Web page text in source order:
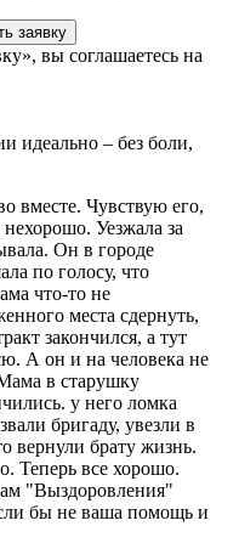
заявку
вы соглашаетесь на
идеально – без боли,
вместе. Чувствую его,
Уезжала за
Он в городе
по голосу, что
что-то не
места сдернуть,
закончился, а тут
А он и на человека не
в старушку
у него ломка
бригаду, увезли в
вернули брату жизнь.
Теперь все хорошо.
"Выздоровления"
бы не ваша помощь и